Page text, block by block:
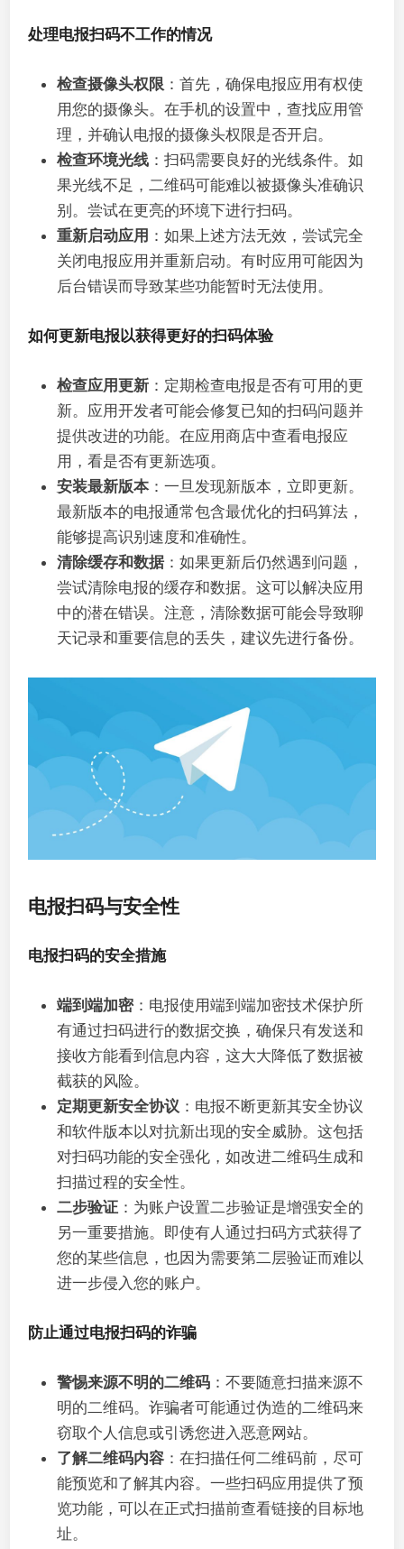
处理电报扫码不工作的情况
检查摄像头权限 ：首先，确保电报应用有权使
用您的摄像头。在手机的设置中，查找应用管
理，并确认电报的摄像头权限是否开启。
检查环境光线 ：扫码需要良好的光线条件。如
果光线不足，二维码可能难以被摄像头准确识
别。尝试在更亮的环境下进行扫码。
重新启动应用 ：如果上述方法无效，尝试完全
关闭电报应用并重新启动。有时应用可能因为
后台错误而导致某些功能暂时无法使用。
如何更新电报以获得更好的扫码体验
检查应用更新 ：定期检查电报是否有可用的更
新。应用开发者可能会修复已知的扫码问题并
提供改进的功能。在应用商店中查看电报应
用，看是否有更新选项。
安装最新版本：一旦发现新版本，立即更新。
最新版本的电报通常包含最优化的扫码算法，
能够提高识别速度和准确性。
清除缓存和数据 ：如果更新后仍然遇到问题，
尝试清除电报的缓存和数据。这可以解决应用
中的潜在错误。注意，清除数据可能会导致聊
天记录和重要信息的丢失，建议先进行备份。
电报扫码与安全性
电报扫码的安全措施
端到端加密：电报使用端到端加密技术保护所
有通过扫码进行的数据交换，确保只有发送和
接收方能看到信息内容，这大大降低了数据被
截获的风险。
定期更新安全协议 ：电报不断更新其安全协议
和软件版本以对抗新出现的安全威胁。这包括
对扫码功能的安全强化，如改进二维码生成和
扫描过程的安全性。
二步验证 ：为账户设置二步验证是增强安全的
另一重要措施。即使有人通过扫码方式获得了
您的某些信息，也因为需要第二层验证而难以
进一步侵入您的账户。
防止通过电报扫码的诈骗
警惕来源不明的二维码 ：不要随意扫描来源不
明的二维码。诈骗者可能通过伪造的二维码来
窃取个人信息或引诱您进入恶意网站。
了解二维码内容 ：在扫描任何二维码前，尽可
能预览和了解其内容。一些扫码应用提供了预
览功能，可以在正式扫描前查看链接的目标地
址。